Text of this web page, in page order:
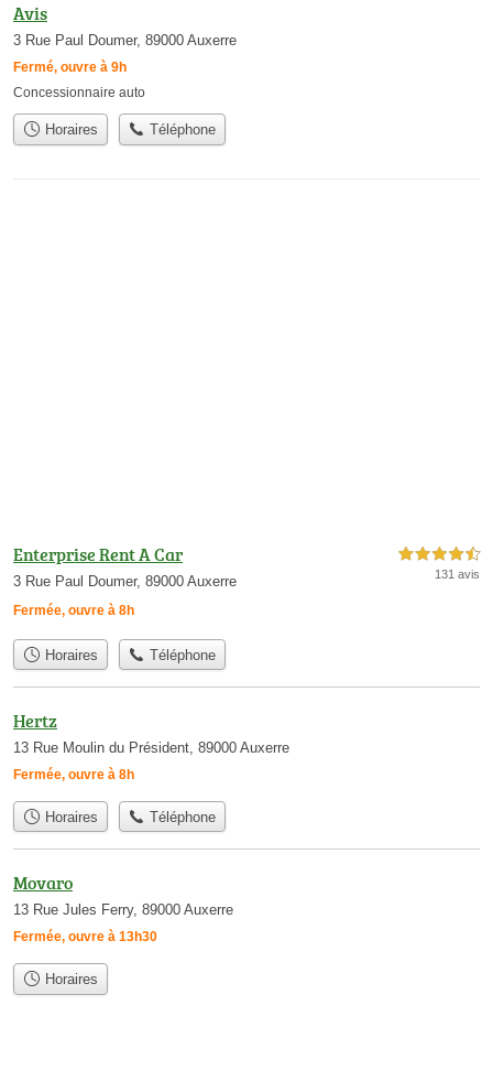
Avis
3 Rue Paul Doumer, 89000 Auxerre
Fermé, ouvre à 9h
Concessionnaire auto
Horaires Téléphone
Enterprise Rent A Car
3 Rue Paul Doumer, 89000 Auxerre
Fermée, ouvre à 8h
4,5 étoiles sur 5
131 avis
Horaires Téléphone
Hertz
13 Rue Moulin du Président, 89000 Auxerre
Fermée, ouvre à 8h
Horaires Téléphone
Movaro
13 Rue Jules Ferry, 89000 Auxerre
Fermée, ouvre à 13h30
Horaires